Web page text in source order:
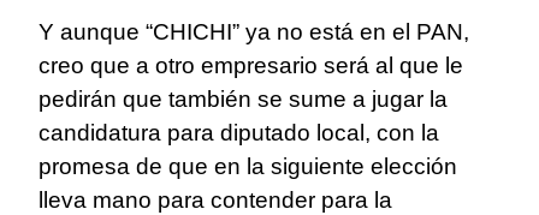
Y aunque “CHICHI” ya no está en el PAN,
creo que a otro empresario será al que le
pedirán que también se sume a jugar la
candidatura para diputado local, con la
promesa de que en la siguiente elección
lleva mano para contender para la